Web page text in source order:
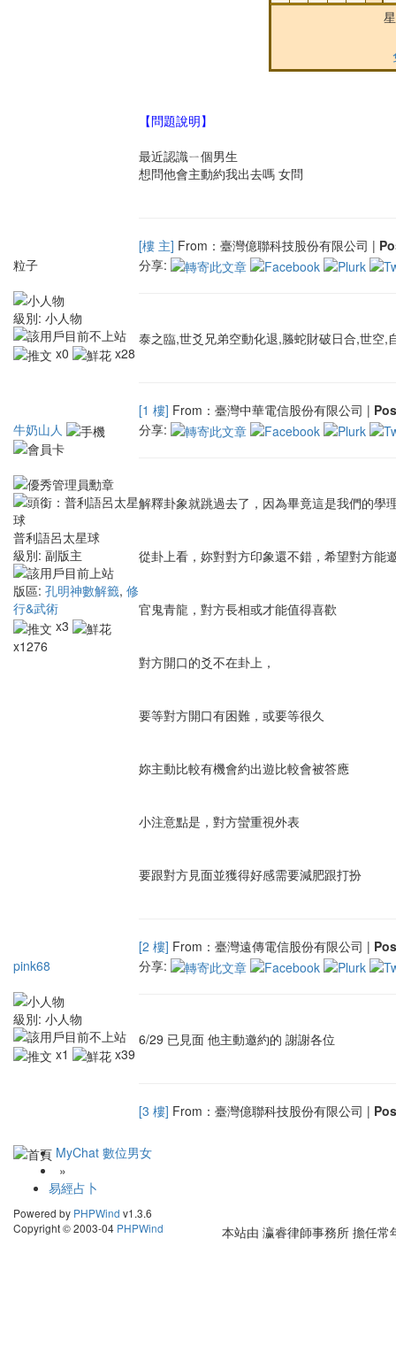
【問題說明】
最近認識ㄧ個男生
想問他會主動約我出去嗎 女問
[樓 主] From：臺灣億聯科技股份有限公司 |
粒子
級別: 小人物
x0
x28
分享:
泰之臨,世爻兄弟空動化退,螣蛇財破日合,世空
[1 樓] From：臺灣中華電信股份有限公司 |
牛奶山人
普利語呂太星球
級別: 副版主
版區: 孔明神數解籤, 修
行&武術
x3
x1276
分享:
解釋卦象就跳過去了，因為畢竟這是我們的學
從卦上看，妳對對方印象還不錯，希望對方能
官鬼青龍，對方長相或才能值得喜歡
對方開口的爻不在卦上，
要等對方開口有困難，或要等很久
妳主動比較有機會約出遊比較會被答應
小注意點是，對方蠻重視外表
要跟對方見面並獲得好感需要減肥跟打扮
[2 樓] From：臺灣遠傳電信股份有限公司 |
pink68
級別: 小人物
x1
x39
分享:
6/29 已見面 他主動邀約的 謝謝各位
[3 樓] From：臺灣億聯科技股份有限公司 |
MyChat 數位男女
»
易經占卜
Powered by PHPWind v1.3.6
Copyright © 2003-04 PHPWind 本站由 瀛睿律師事務所 擔任常